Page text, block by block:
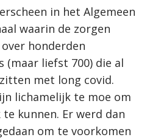
in het Algemeen
waarin de zorgen
honderden
(maar liefst 700) die al
met long covid.
lichamelijk te moe om
kunnen. Er werd dan
om te voorkomen